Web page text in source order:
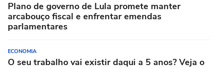
Plano de governo de Lula promete manter
arcabouço fiscal e enfrentar emendas
parlamentares
ECONOMIA
O seu trabalho vai existir daqui a 5 anos? Veja o